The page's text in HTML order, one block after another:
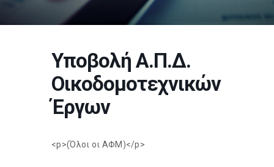
Υποβολή Α.Π.Δ.
Οικοδομοτεχνικών
Έργων
<p>(Όλοι οι ΑΦΜ)</p>